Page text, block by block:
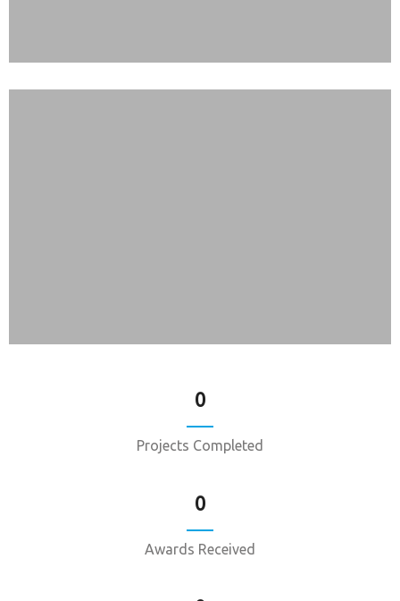
0
Projects Completed
0
Awards Received